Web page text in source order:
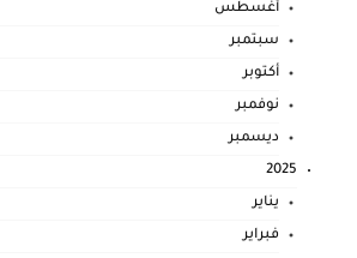
أغسطس
سبتمبر
أكتوبر
نوفمبر
ديسمبر
2025
يناير
فبراير